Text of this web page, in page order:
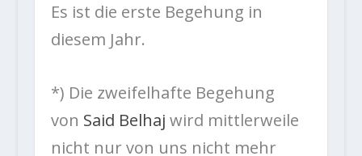
Es ist die erste Begehung in
diesem Jahr.
*) Die zweifelhafte Begehung
von Said Belhaj wird mittlerweile
nicht nur von uns nicht mehr